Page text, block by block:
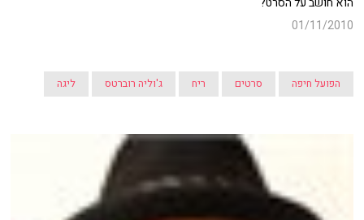
01/11/2010
הפועל חיפה סרטים ריח ג'וליה רוברטס ליגה